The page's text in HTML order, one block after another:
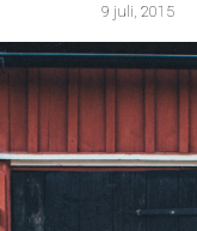
9 juli, 2015